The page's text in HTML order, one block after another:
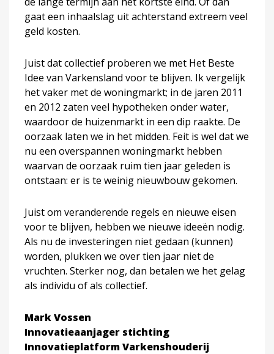
gaat een inhaalslag uit achterstand extreem veel
geld kosten.
Juist dat collectief proberen we met Het Beste
Idee van Varkensland voor te blijven. Ik vergelijk
het vaker met de woningmarkt; in de jaren 2011
en 2012 zaten veel hypotheken onder water,
waardoor de huizenmarkt in een dip raakte. De
oorzaak laten we in het midden. Feit is wel dat we
nu een overspannen woningmarkt hebben
waarvan de oorzaak ruim tien jaar geleden is
ontstaan: er is te weinig nieuwbouw gekomen.
Juist om veranderende regels en nieuwe eisen
voor te blijven, hebben we nieuwe ideeën nodig.
Als nu de investeringen niet gedaan (kunnen)
worden, plukken we over tien jaar niet de
vruchten. Sterker nog, dan betalen we het gelag
als individu of als collectief.
Mark Vossen
Innovatieaanjager stichting
Innovatieplatform Varkenshouderij